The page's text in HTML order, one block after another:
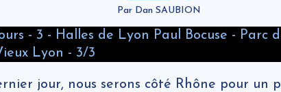
Par Dan SAUBION
jour, nous serons côté Rhône pour un